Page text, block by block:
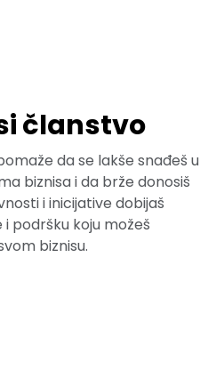
članstvo
da se lakše snađeš u
biznisa i da brže donosiš
i inicijative dobijaš
podršku koju možeš
biznisu.